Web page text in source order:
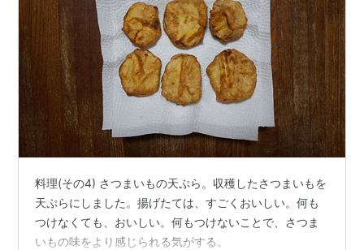
料理(その4) さつまいもの天ぷら。収穫したさつまいもを
天ぷらにしました。揚げたては、すごくおいしい。何も
つけなくても、おいしい。何もつけないことで、さつま
いもの味をより感じられる気がする。